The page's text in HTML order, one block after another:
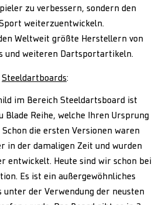
zu verbessern, sondern den
weiterzuentwickeln.
Weltweit größte Herstellern von
und weiteren Dartsportartikeln.
Steeldartboards:
im Bereich Steeldartsboard ist
Blade Reihe, welche Ihren Ursprung
die ersten Versionen waren
in der damaligen Zeit und wurden
entwickelt. Heute sind wir schon bei
Es ist ein außergewöhnliches
unter der Verwendung der neusten